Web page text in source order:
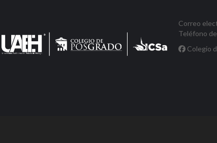
Correo
Teléfono
Colegio